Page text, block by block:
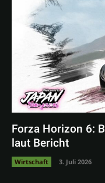
Forza Horizon 6:
laut Bericht
Wirtschaft 3. Juli 2026